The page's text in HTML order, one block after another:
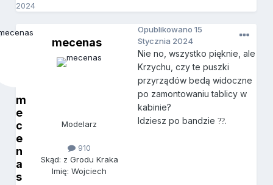
2024
m
e
c
e
n
a
s
mecenas
Modelarz
910
Skąd: z Grodu Kraka
Imię: Wojciech
Opublikowano15
Stycznia 2024
Nie no, wszystko pięknie, ale
Krzychu, czy te puszki
przyrządów bedą widoczne
po zamontowaniu tablicy w
kabinie?
Idziesz po bandzie??.